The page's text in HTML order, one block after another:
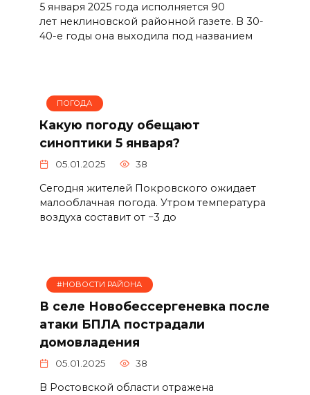
5 января 2025 года исполняется 90
лет неклиновской районной газете. В 30-
40-е годы она выходила под названием
ПОГОДА
Какую погоду обещают
синоптики 5 января?
05.01.2025 38
Сегодня жителей Покровского ожидает
малооблачная погода. Утром температура
воздуха составит от −3 до
#НОВОСТИ РАЙОНА
В селе Новобессергеневка после
атаки БПЛА пострадали
домовладения
05.01.2025 38
В Ростовской области отражена